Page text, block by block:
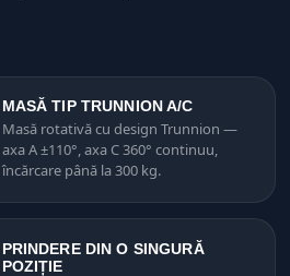
MASĂ TIP TRUNNION A/C
Masă rotativă cu design Trunnion —
axa A ±110°, axa C 360° continuu,
încărcare până la 300 kg.
PRINDERE DIN O SINGURĂ
POZIȚIE